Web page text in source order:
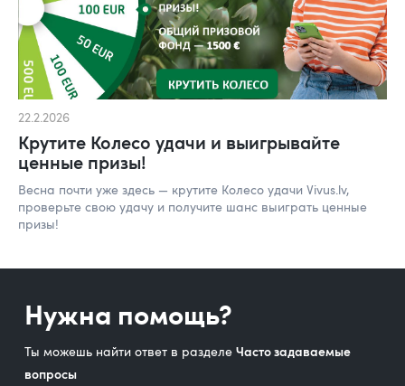
22.2.2026
Крутите Колесо удачи и выигрывайте
ценные призы!
Весна почти уже здесь — крутите Колесо удачи Vivus.lv,
проверьте свою удачу и получите шанс выиграть ценные
призы!
Нужна помощь?
Ты можешь найти ответ в разделе Часто задаваемые
вопросы